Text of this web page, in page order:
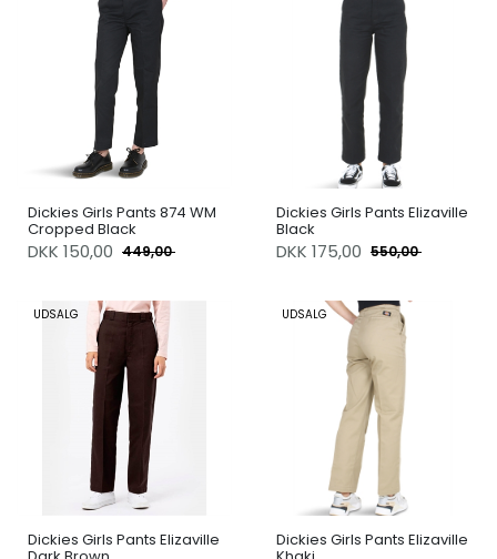
Dickies Girls Pants 874 WM
Cropped Black
DKK 150,00 449,00
Dickies Girls Pants Elizaville
Black
DKK 175,00 550,00
UDSALG
Dickies Girls Pants Elizaville
UDSALG
Dickies Girls Pants Elizaville